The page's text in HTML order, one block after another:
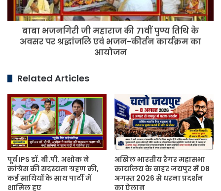
तिथि
के
कीर्तन
कार्यक्रम
का
आयोजन
बाबा भजनगिरी जी महाराज की 71वीं पुण्य तिथि के
अवसर पर श्रद्धांजलि एवं भजन-कीर्तन कार्यक्रम का
आयोजन
Related Articles
पूर्व IPS डॉ. बी.पी. अशोक ने
कांग्रेस की सदस्यता ग्रहण की,
कई साथियों के साथ पार्टी में
शामिल हुए
अखिल भारतीय रैगर महासभा
कार्यालय के बाहर जयपुर में 08
अगस्त 2026 से धरना प्रदर्शन
का ऐलान